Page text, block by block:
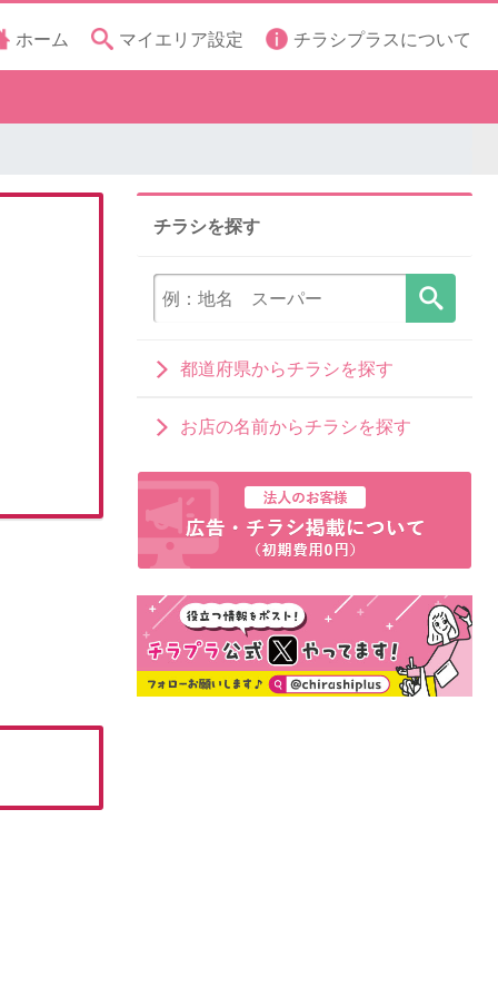
ホーム マイエリア設定 チラシプラスについて
チラシを探す
都道府県からチラシを探す
お店の名前からチラシを探す